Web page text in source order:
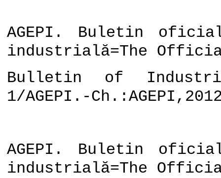
AGEPI. Buletin
industrială=The
Bulletin of
1/AGEPI.-
AGEPI. Buletin
industrială=The